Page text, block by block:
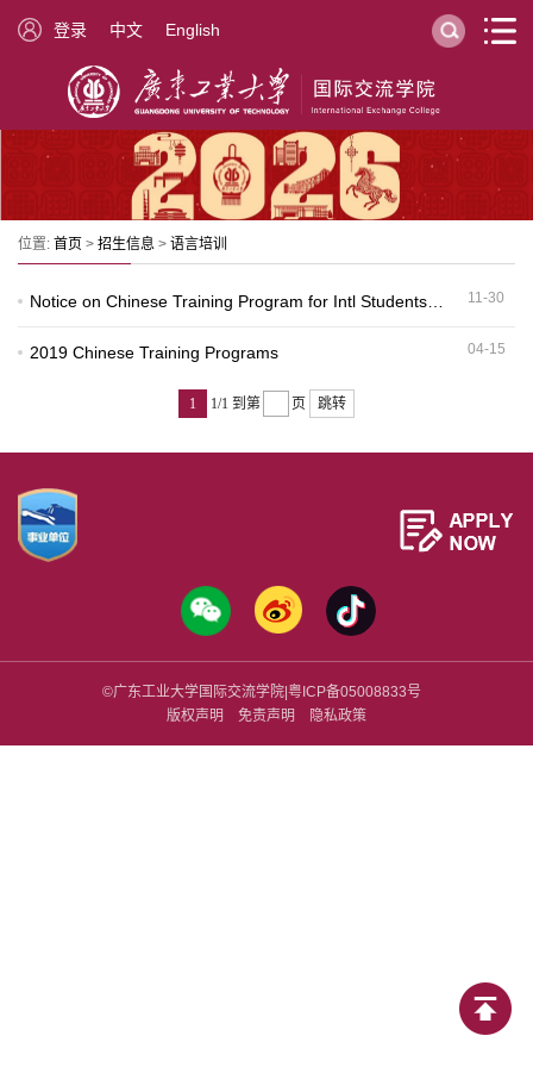
登录 中文 English
位置: 首页 > 招生信息 > 语言培训
Notice on Chinese Training Program for Intl Students
11-30
2019 Chinese Training Programs 04-15
1 1/1 到第 页 跳转
©广东工业大学国际交流学院| 粤ICP备05008833号
版权声明
免责声明 隐私政策